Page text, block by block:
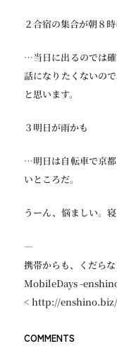
２合宿の集合が朝８
…当日に出るのでは
話になりたくないの
と思います。
３明日が雨かも
…明日は自転車で京
いところだ。
うーん、悩ましい。寝
—
携帯からも、くだら
MobileDays -
< http://
COMMENTS